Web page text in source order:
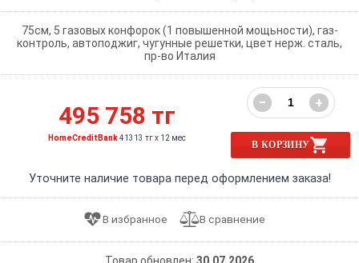
75см, 5 газовых конфорок (1 повышенной мощьности), газ-
контроль, автоподжиг, чугунные решетки, цвет нерж. сталь,
пр-во Италия
495 758 тг
HomeCreditBank41313 тг x 12 мес
− +
В КОРЗИНУ
Уточните наличие товара перед оформлением заказа!